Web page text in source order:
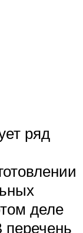
ряд
деле
перечень